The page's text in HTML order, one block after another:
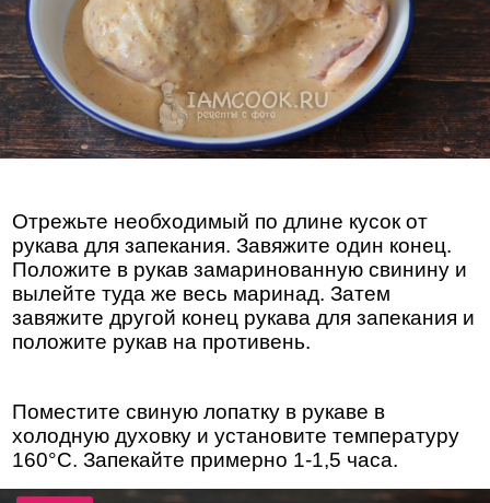
Отрежьте необходимый по длине кусок от
рукава для запекания. Завяжите один конец.
Положите в рукав замаринованную свинину и
вылейте туда же весь маринад. Затем
завяжите другой конец рукава для запекания и
положите рукав на противень.
Поместите свиную лопатку в рукаве в
холодную духовку и установите температуру
160°С. Запекайте примерно 1-1,5 часа.